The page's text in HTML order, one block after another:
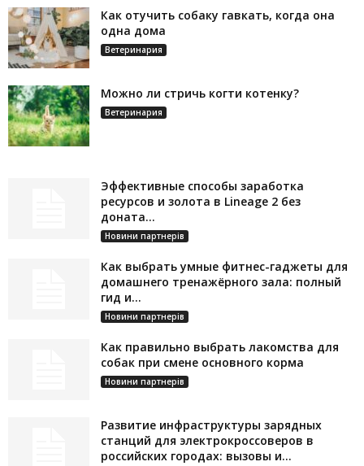
Как отучить собаку гавкать, когда она
одна дома
Ветеринария
Можно ли стричь когти котенку?
Ветеринария
Эффективные способы заработка
ресурсов и золота в Lineage 2 без
доната...
Новини партнерів
Как выбрать умные фитнес-гаджеты для
домашнего тренажёрного зала: полный
гид и...
Новини партнерів
Как правильно выбрать лакомства для
собак при смене основного корма
Новини партнерів
Развитие инфраструктуры зарядных
станций для электрокроссоверов в
российских городах: вызовы и...